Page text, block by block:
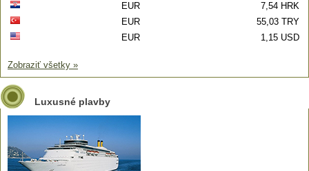
EUR
7,54 HRK
EUR
55,03 TRY
EUR
1,15 USD
Zobraziť všetky »
Luxusné plavby